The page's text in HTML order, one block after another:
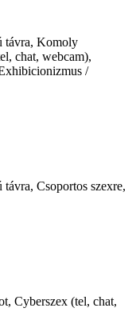
távra, Komoly
chat, webcam),
/
Csoportos szexre,
Cyberszex (tel, chat,